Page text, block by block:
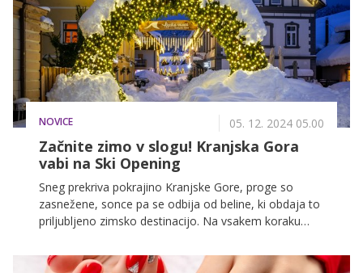
NOVICE 05. 12. 2024 05.00
Začnite zimo v slogu! Kranjska Gora
vabi na Ski Opening
Sneg prekriva pokrajino Kranjske Gore, proge so
zasnežene, sonce pa se odbija od beline, ki obdaja to
priljubljeno zimsko destinacijo. Na vsakem koraku
na smučeh do drsanja, vse v brezskrbnem vzdušju, ki